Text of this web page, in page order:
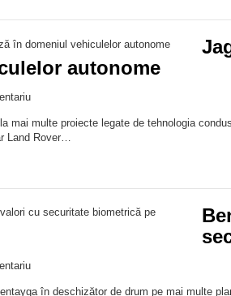
autonome
mai multe proiecte legate de tehnologia
Land Rover…
în deschizător de drum pe mai multe